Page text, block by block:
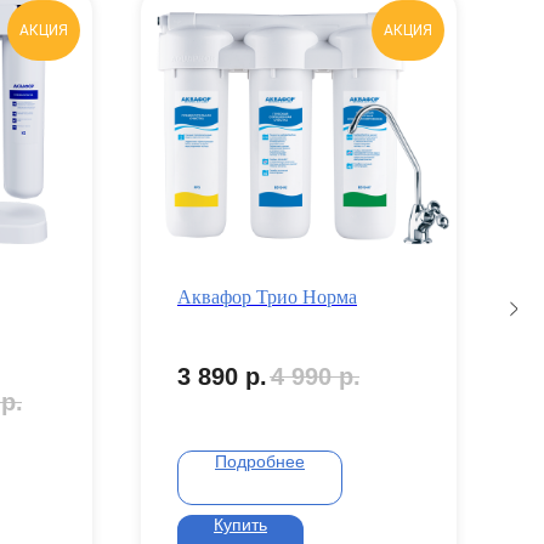
АКЦИЯ
р.
АКЦИЯ
Аквафор Трио Норма
3 890 р.4 990 р.
Подробнее
Купить